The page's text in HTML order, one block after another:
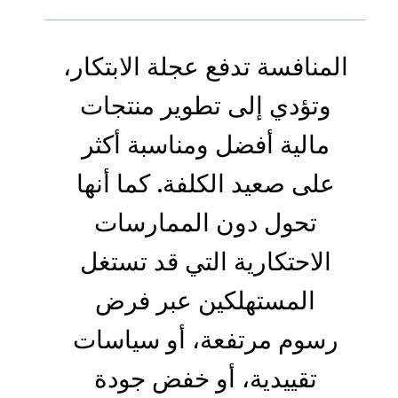
المنافسة تدفع عجلة الابتكار،
وتؤدي إلى تطوير منتجات
مالية أفضل ومناسبة أكثر
على صعيد الكلفة. كما أنها
تحول دون الممارسات
الاحتكارية التي قد تستغل
المستهلكين عبر فرض
رسوم مرتفعة، أو سياسات
تقييدية، أو خفض جودة